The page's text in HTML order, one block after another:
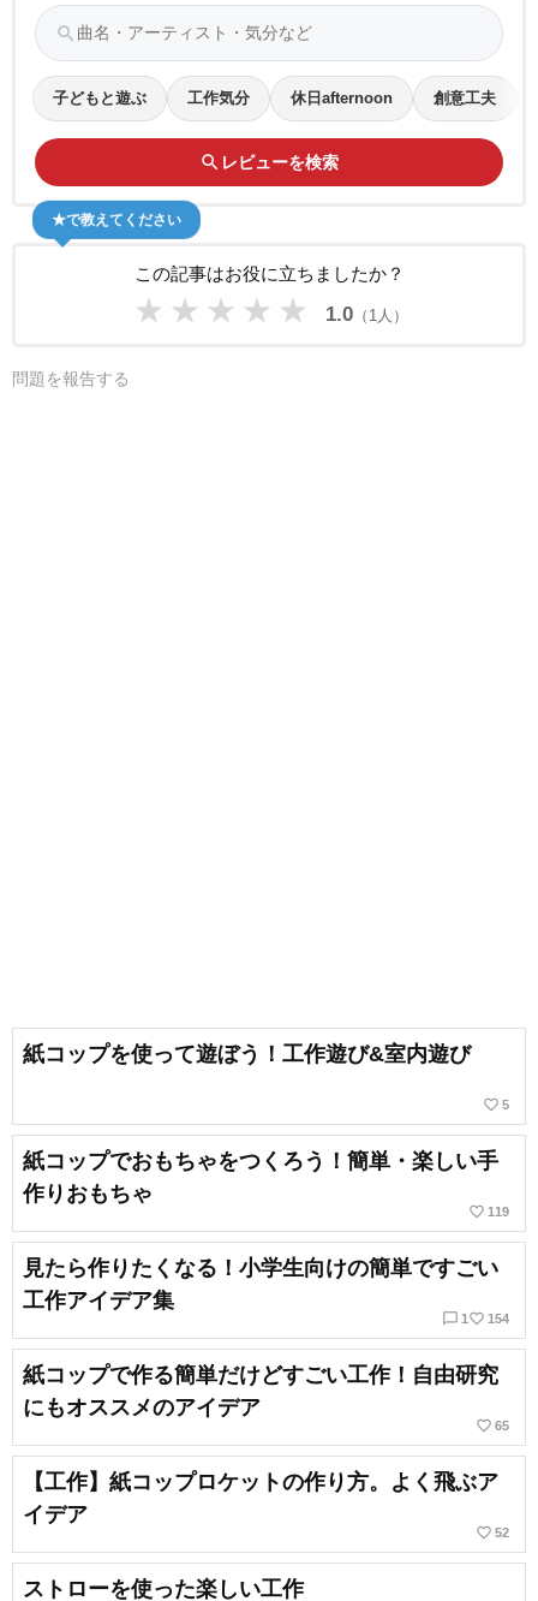
search
子どもと遊ぶ 工作気分 休日afternoon 創意工夫
search レビューを検索
この記事はお役に立ちましたか？
★ ★ ★ ★ ★ 1.0（1人）
★で教えてください
問題を報告する
紙コップを使って遊ぼう！工作遊び&室内遊び
favorite_border 5
紙コップでおもちゃをつくろう！簡単・楽しい手
作りおもちゃ
favorite_border 119
見たら作りたくなる！小学生向けの簡単ですごい
工作アイデア集
chat_bubble_outline 1favorite_border 154
紙コップで作る簡単だけどすごい工作！自由研究
にもオススメのアイデア
favorite_border 65
【工作】紙コップロケットの作り方。よく飛ぶア
イデア
favorite_border 52
ストローを使った楽しい工作